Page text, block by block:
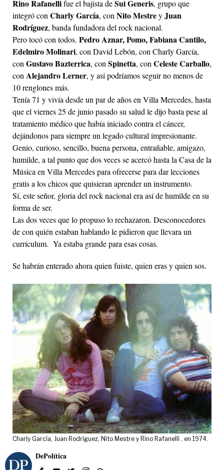
Rino Rafanellifue el bajista deSui Generis, grupo que
integró conCharly García, conNito MestreyJuan
Rodríguez, banda fundadora del rock nacional.
Pero tocó con todos. Pedro Aznar, Pomo, Fabiana Cantilo,
Edelmiro Molinari, con David Lebón, con Charly García,
conGustavo Bazterrica, conSpinetta, conCeleste Carballo,
conAlejandro Lerner, y así podríamos seguir no menos de
10 renglones más.
Tenía 71 y vivía desde un par de años en Villa Mercedes, hasta
que el viernes 25 de junio pasado su salud le dijo basta pese al
tratamiento médico que había iniciado contra el cáncer,
dejándonos para siempre un legado cultural impresionante.
Genio, curioso, sencillo, buena persona, entrañable, amigazo,
humilde, a tal punto que dos veces se acercó hasta la Casa de la
Música en Villa Mercedes para ofrecerse para dar lecciones
gratis a los chicos que quisieran aprender un instrumento.
Sí, este señor, gloria del rock nacional era así de humilde en su
forma de ser.
Las dos veces que lo propuso lo rechazaron. Desconocedores
de con quién estaban hablando le pidieron que llevara un
currículum. Ya estaba grande para esas cosas.
Se habrán enterado ahora quien fuiste, quien eras y quien sos.
Charly García, Juan Rodríguez, Nito Mestre y Rino Rafanelli , en 1974.
DePolítica